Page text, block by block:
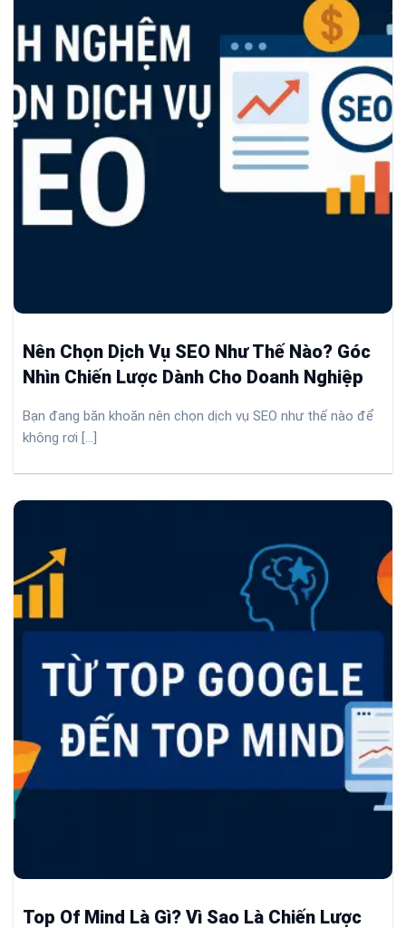
Nên Chọn Dịch Vụ SEO Như Thế Nào? Góc
Nhìn Chiến Lược Dành Cho Doanh Nghiệp
Bạn đang băn khoăn nên chọn dịch vụ SEO như thế nào để
không rơi [...]
Top Of Mind Là Gì? Vì Sao Là Chiến Lược